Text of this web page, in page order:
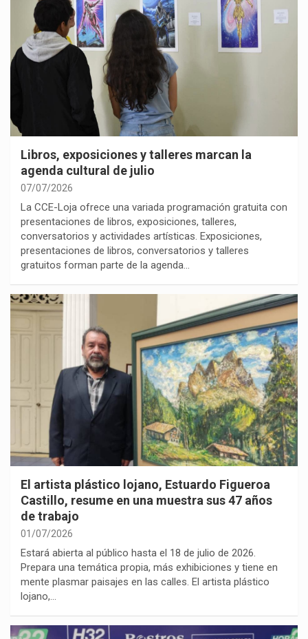
Libros, exposiciones y talleres marcan la
agenda cultural de julio
07/07/2026
La CCE-Loja ofrece una variada programación gratuita con
presentaciones de libros, exposiciones, talleres,
conversatorios y actividades artísticas. Exposiciones,
presentaciones de libros, conversatorios y talleres
gratuitos forman parte de la agenda…
El artista plástico lojano, Estuardo Figueroa
Castillo, resume en una muestra sus 47 años
de trabajo
01/07/2026
Estará abierta al público hasta el 18 de julio de 2026.
Prepara una temática propia, más exhibiciones y tiene en
mente plasmar paisajes en las calles. El artista plástico
lojano,…